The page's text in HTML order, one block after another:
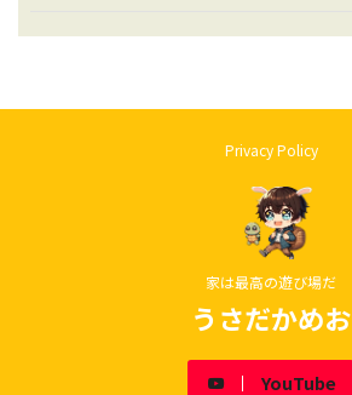
Privacy Policy
家は最高の遊び場だ
うさだかめお
YouTube